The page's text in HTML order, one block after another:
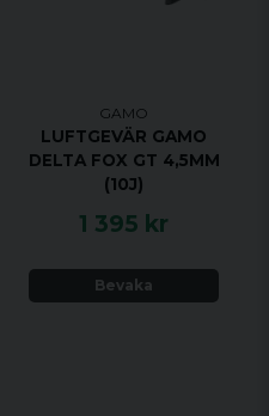
GAMO
LUFTGEVÄR GAMO
DELTA FOX GT 4,5MM
(10J)
1 395 kr
Bevaka